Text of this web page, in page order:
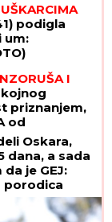
podigla
um:
I
priznanjem,
od
Oskara,
dana, a sada
je GEJ:
porodica